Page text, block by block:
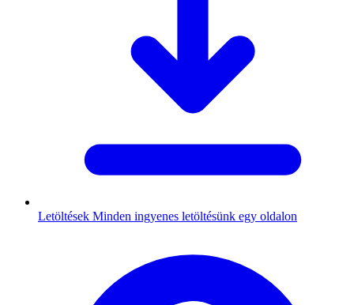
Letöltések Minden ingyenes letöltésünk egy oldalon